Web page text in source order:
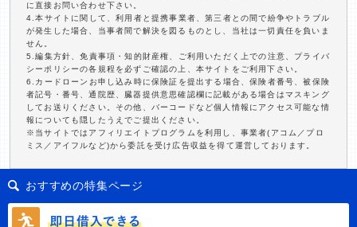
に直接お問い合わせ下さい。
4.本サイトに関して、利用者と提携事業者、第三者との間で紛争やトラブル
が発生した場合、当事者間で解決を図るものとし、当社は一切責任を負いま
せん。
5.編集方針、免責事項・知的財産権、ご利用いただく上での注意、プライバ
シーポリシーの各規程を必ずご確認の上、本サイトをご利用下さい。
6.カードローンお申し込み時に保険証を提出する場合、保険者番号、被保険
者記号・番号、通院歴、臓器提供意思確認欄に記載がある場合はマスキング
してお送りください。その他、バーコードなど個人情報にアクセス可能な情
報についても隠したうえでご提出ください。
※当サイトではアフィリエイトプログラムを利用し、事業者(アコム／プロ
ミス／アイフルなど)から委託を受け広告収益を得て運営しております。
おすすめの特集ページ